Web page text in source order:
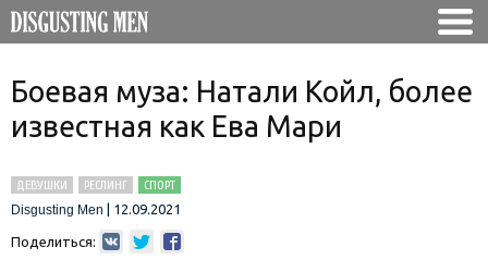
Боевая муза: Натали Койл, более
известная как Ева Мари
ДЕВУШКИ РЕСЛИНГ
СПОРТ
Disgusting Men
12.09.2021
Поделиться: